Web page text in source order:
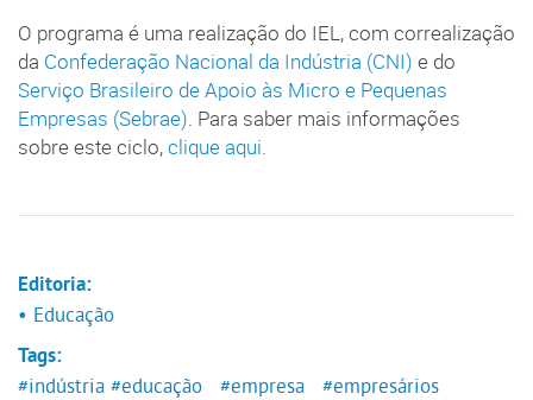
O programa é uma realização do IEL, com correalização
da Confederação Nacional da Indústria (CNI) e do
Serviço Brasileiro de Apoio às Micro e Pequenas
Empresas (Sebrae). Para saber mais informações
sobre este ciclo,clique aqui.
Editoria:
• Educação
Tags:
#indústria #educação #empresa
#empresários